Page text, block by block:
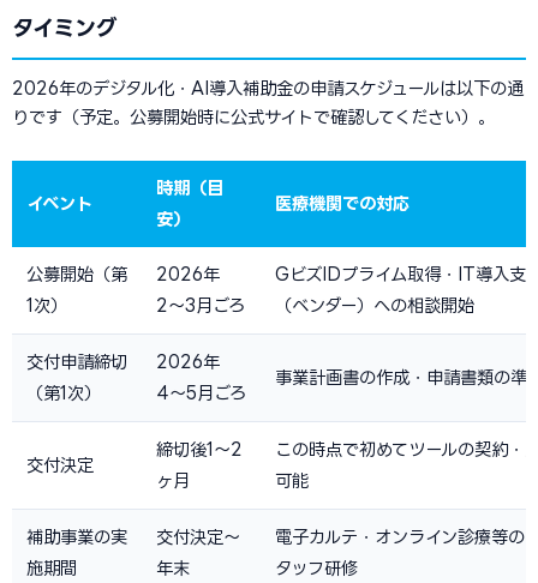
タイミング
2026年のデジタル化・AI導入補助金の申請スケジュールは以下の通
りです（予定。公募開始時に公式サイトで確認してください）。
イベント
時期（目
安）
医療機関での対応
公募開始（第
1次）
2026年
2〜3月ごろ
GビズIDプライム取得・IT導入支
（ベンダー）への相談開始
交付申請締切
（第1次）
2026年
4〜5月ごろ
事業計画書の作成・申請書類の準
交付決定
締切後1〜2
ヶ月
この時点で初めてツールの契約・
可能
補助事業の実
施期間
交付決定〜
年末
電子カルテ・オンライン診療等の
タッフ研修